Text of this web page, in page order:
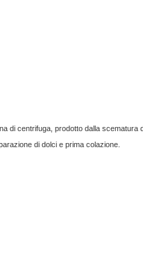
di centrifuga, prodotto dalla scematura
di dolci e prima colazione.